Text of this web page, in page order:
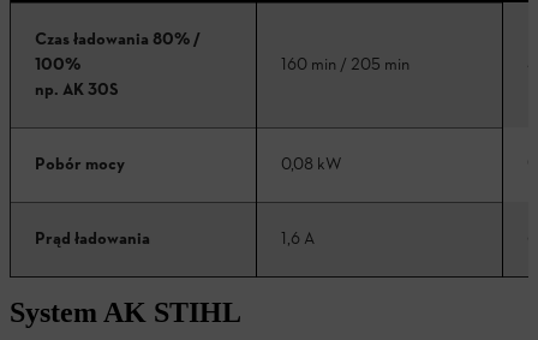
Czas ładowania 80% /
100%
np. AK 30S
160 min / 205 min
Pobór mocy 0,08 kW
Prąd ładowania 1,6 A
System AK STIHL